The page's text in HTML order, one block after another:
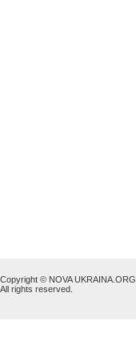
Copyright © NOVA UKRAINA.ORG
All rights reserved.